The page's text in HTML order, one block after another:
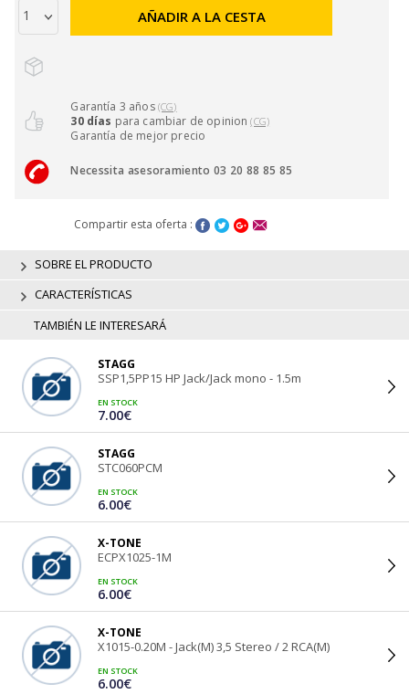
AÑADIR A LA CESTA
Garantía 3 años (CG)
30 días para cambiar de opinion(CG)
Garantía de mejor precio
Necessita asesoramiento 03 20 88 85 85
Compartir esta oferta :
SOBRE EL PRODUCTO
CARACTERÍSTICAS
TAMBIÉN LE INTERESARÁ
STAGG
SSP1,5PP15 HP Jack/Jack mono - 1.5m
EN STOCK
7.00€
STAGG
STC060PCM
EN STOCK
6.00€
X-TONE
ECPX1025-1M
EN STOCK
6.00€
X-TONE
X1015-0.20M - Jack(M) 3,5 Stereo / 2 RCA(M)
EN STOCK
6.00€